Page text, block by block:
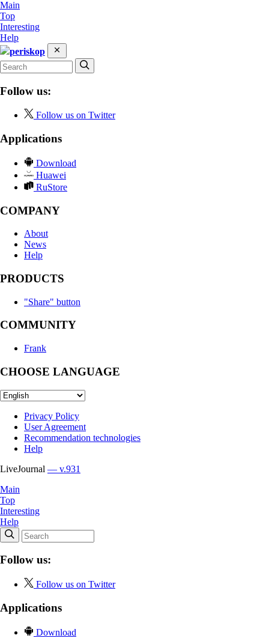
Main
Top
Interesting
Help
periskop
Follow us:
Follow us on Twitter
Applications
Download
Huawei
RuStore
COMPANY
About
News
Help
PRODUCTS
"Share" button
COMMUNITY
Frank
CHOOSE LANGUAGE
Privacy Policy
User Agreement
Recommendation technologies
Help
LiveJournal — v.931
Main
Top
Interesting
Help
Follow us:
Follow us on Twitter
Applications
Download